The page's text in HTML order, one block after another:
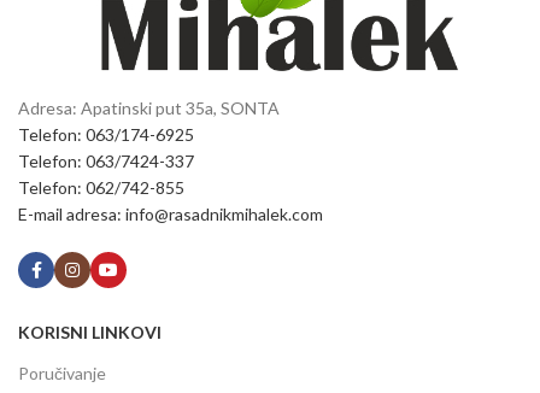
Adresa: Apatinski put 35a, SONTA
Telefon: 063/174-6925
Telefon: 063/7424-337
Telefon: 062/742-855
E-mail adresa: info@rasadnikmihalek.com
KORISNI LINKOVI
Poručivanje